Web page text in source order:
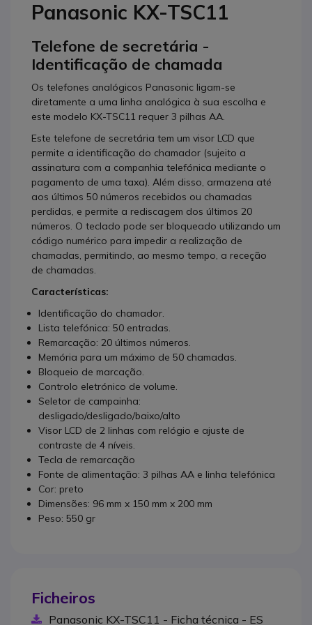
Panasonic KX-TSC11
Telefone de secretária -
Identificação de chamada
Os telefones analógicos Panasonic ligam-se
diretamente a uma linha analógica à sua escolha e
este modelo KX-TSC11 requer 3 pilhas AA.
Este telefone de secretária tem um visor LCD que
permite a identificação do chamador (sujeito a
assinatura com a companhia telefónica mediante o
pagamento de uma taxa). Além disso, armazena até
aos últimos 50 números recebidos ou chamadas
perdidas, e permite a rediscagem dos últimos 20
números. O teclado pode ser bloqueado utilizando um
código numérico para impedir a realização de
chamadas, permitindo, ao mesmo tempo, a receção
de chamadas.
Características:
Identificação do chamador.
Lista telefónica: 50 entradas.
Remarcação: 20 últimos números.
Memória para um máximo de 50 chamadas.
Bloqueio de marcação.
Controlo eletrónico de volume.
Seletor de campainha:
desligado/desligado/baixo/alto
Visor LCD de 2 linhas com relógio e ajuste de
contraste de 4 níveis.
Tecla de remarcação
Fonte de alimentação: 3 pilhas AA e linha telefónica
Cor: preto
Dimensões: 96 mm x 150 mm x 200 mm
Peso: 550 gr
Ficheiros
Panasonic KX-TSC11 - Ficha técnica - ES